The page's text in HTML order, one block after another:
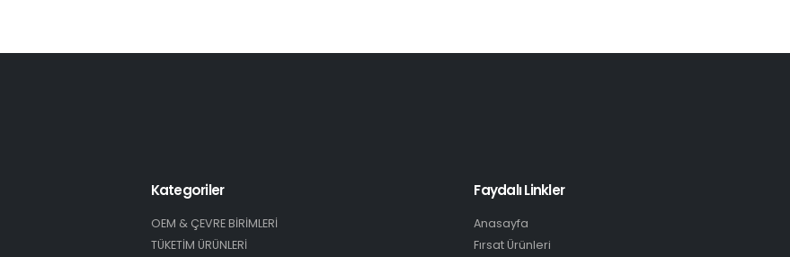
Kategoriler
OEM & ÇEVRE BİRİMLERİ
TÜKETİM ÜRÜNLERİ
Faydalı Linkler
Anasayfa
Fırsat Ürünleri